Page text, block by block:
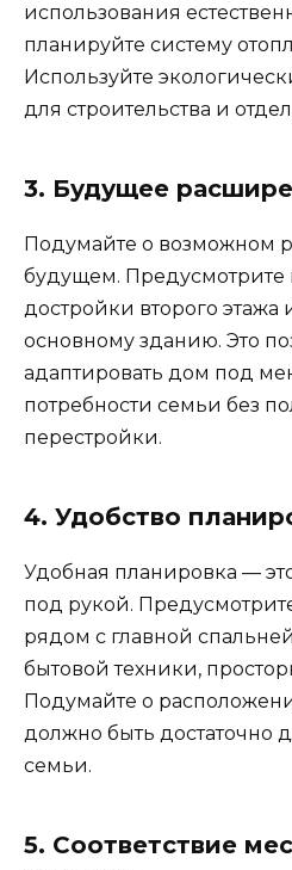
использования
планируйте систему
Используйте
для строительства и
3. Будущее
Подумайте о возможном
будущем. Предусмотрите
достройки второго
основному зданию. Это
адаптировать дом под
потребности семьи без
перестройки.
4. Удобство
Удобная планировка —
под рукой.
рядом с главной
бытовой техники,
Подумайте о
должно быть достаточно
семьи.
5. Соответствие